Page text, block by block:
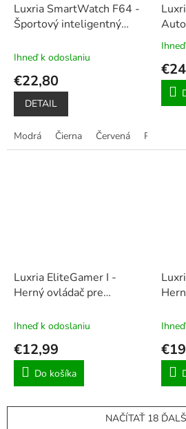
Luxria SmartWatch F64 -
Športový inteligentný
Ihneď k odoslaniu
€22,80
DETAIL
Modrá Čierna Červená Ružová
pre
5,0
Luxria EliteGamer I -
Herný ovládač pre
Ihneď k odoslaniu
€12,99
Do košíka
NAČÍTAŤ 18